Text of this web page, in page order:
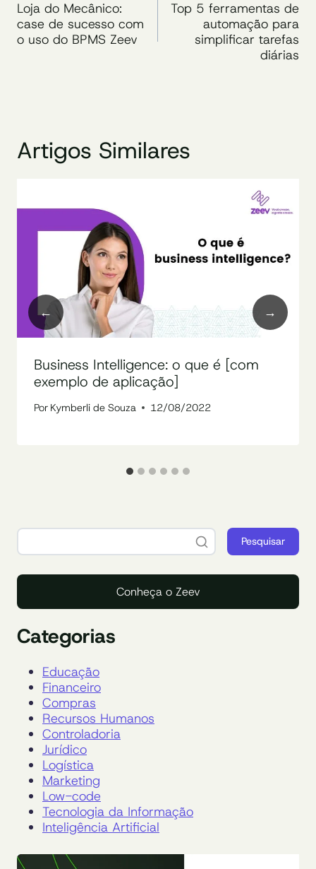
de
Post
Loja do Mecânico:
case de sucesso com
o uso do BPMS Zeev
Top 5 ferramentas de
automação para
simplificar tarefas
diárias
Artigos Similares
Business Intelligence: o que é [com
exemplo de aplicação]
Por Kymberli de Souza 12/08/2022
Pesquisar
Conheça o Zeev
Categorias
Educação
Financeiro
Compras
Recursos Humanos
Controladoria
Jurídico
Logística
Marketing
Low-code
Tecnologia da Informação
Inteligência Artificial